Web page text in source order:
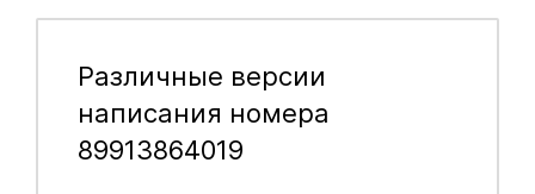
Различные версии
написания номера
89913864019